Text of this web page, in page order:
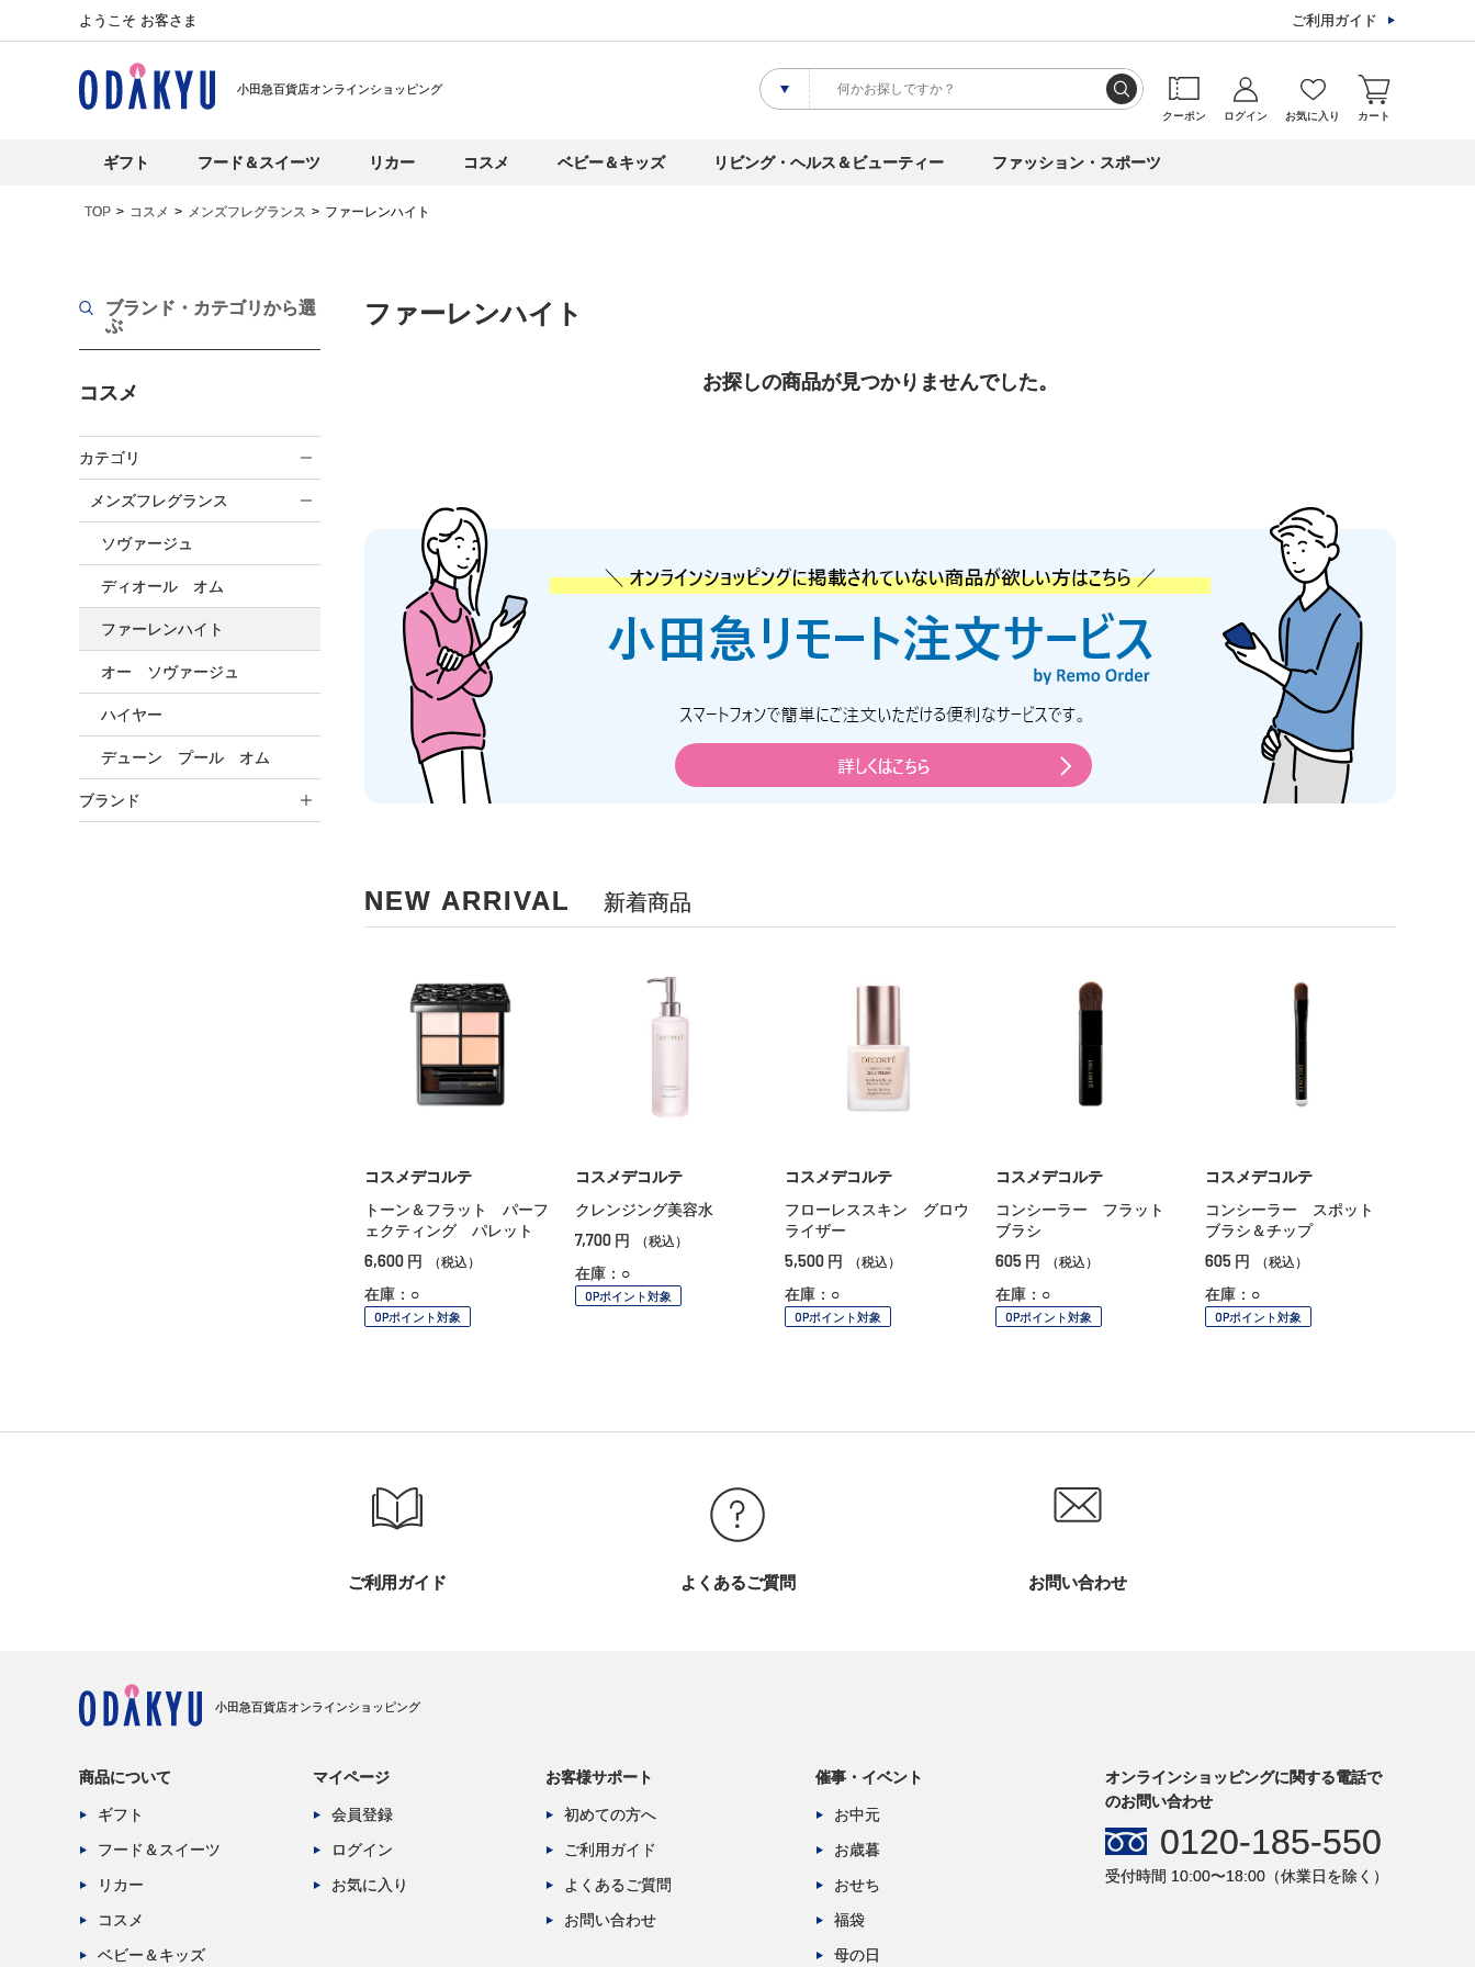
ようこそ お客さま ご利用ガイド
小田急百貨店オンラインショッピング
クーポン ログイン お気に入り カート
ギフト フード＆スイーツ リカー コスメ ベビー＆キッズ リビング・ヘルス＆ビューティー ファッション・スポーツ
TOP コスメ メンズフレグランス ファーレンハイト
ブランド・カテゴリから選
ぶ
コスメ
カテゴリ
メンズフレグランス
ソヴァージュ
ディオール オム
ファーレンハイト
オー ソヴァージュ
ハイヤー
デューン プール オム
ブランド
ファーレンハイト
お探しの商品が見つかりませんでした。
NEW ARRIVAL 新着商品
コスメデコルテ
トーン＆フラット パーフ
ェクティング パレット
6,600 円 （税込）
在庫：○
OPポイント対象
コスメデコルテ
クレンジング美容水
7,700 円 （税込）
在庫：○
OPポイント対象
コスメデコルテ
フローレススキン グロウ
ライザー
5,500 円 （税込）
在庫：○
OPポイント対象
コスメデコルテ
コンシーラー フラット
ブラシ
605 円 （税込）
在庫：○
OPポイント対象
コスメデコルテ
コンシーラー スポット
ブラシ＆チップ
605 円 （税込）
在庫：○
OPポイント対象
ご利用ガイド よくあるご質問 お問い合わせ
小田急百貨店オンラインショッピング
商品について
ギフト
フード＆スイーツ
リカー
コスメ
ベビー＆キッズ
マイページ
会員登録
ログイン
お気に入り
お客様サポート
初めての方へ
ご利用ガイド
よくあるご質問
お問い合わせ
催事・イベント
お中元
お歳暮
おせち
福袋
母の日
オンラインショッピングに関する電話で
のお問い合わせ
0120-185-550
受付時間 10:00〜18:00（休業日を除く）